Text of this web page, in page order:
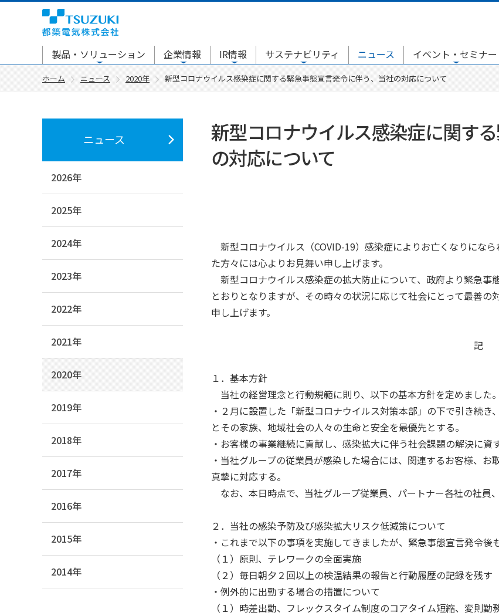
製品・ソリューション 企業情報 IR情報 サステナビリティ ニュース イベント・セミナー
ホーム ニュース 2020年 新型コロナウイルス感染症に関する緊急事態宣言発令に伴う、当社の対応について
新型コロナウイルス感染症に関す
の対応について
新型コロナウイルス（COVID-19）感染症によりお亡くなりにな
た方々には心よりお見舞い申し上げます。
新型コロナウイルス感染症の拡大防止について、政府より緊急
とおりとなりますが、その時々の状況に応じて社会にとって最善
申し上げます。
記
１．基本方針
当社の経営理念と行動規範に則り、以下の基本方針を定めました。
・２月に設置した「新型コロナウイルス対策本部」の下で引き続
とその家族、地域社会の人々の生命と安全を最優先とする。
・お客様の事業継続に貢献し、感染拡大に伴う社会課題の解決に資
・当社グループの従業員が感染した場合には、関連するお客様、
真摯に対応する。
なお、本日時点で、当社グループ従業員、パートナー各社の社員
２．当社の感染予防及び感染拡大リスク低減策について
・これまで以下の事項を実施してきましたが、緊急事態宣言発令後
（１）原則、テレワークの全面実施
（２）毎日朝夕２回以上の検温結果の報告と行動履歴の記録を残す
・例外的に出勤する場合の措置について
（１）時差出勤、フレックスタイム制度のコアタイム短縮、変則勤
ニュース
2026年
2025年
2024年
2023年
2022年
2021年
2020年
2019年
2018年
2017年
2016年
2015年
2014年